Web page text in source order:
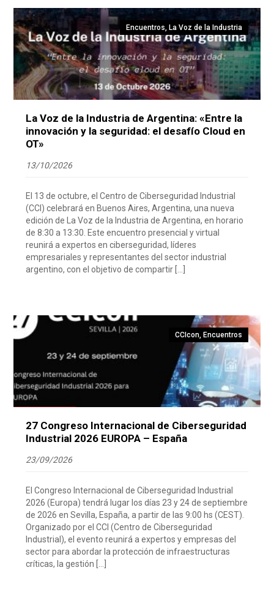
Encuentros, La Voz de la Industria
La Voz de la Industria de Argentina: «Entre la
innovación y la seguridad: el desafío Cloud en
OT»
13/10/2026
El 13 de octubre, el Centro de Ciberseguridad Industrial
(CCI) celebrará en Buenos Aires, Argentina, una nueva
edición de La Voz de la Industria de Argentina, en horario
de 8:30 a 13:30. Este encuentro presencial y virtual
reunirá a expertos en ciberseguridad, líderes
empresariales y representantes del sector industrial
argentino, con el objetivo de compartir […]
CCIcon, Encuentros
27 Congreso Internacional de Ciberseguridad
Industrial 2026 EUROPA – España
23/09/2026
El Congreso Internacional de Ciberseguridad Industrial
2026 (Europa) tendrá lugar los días 23 y 24 de septiembre
de 2026 en Sevilla, España, a partir de las 9:00 hs (CEST).
Organizado por el CCI (Centro de Ciberseguridad
Industrial), el evento reunirá a expertos y empresas del
sector para abordar la protección de infraestructuras
críticas, la gestión […]